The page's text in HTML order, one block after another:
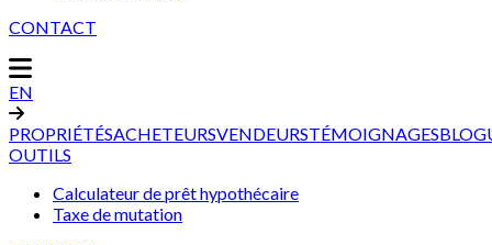
CONTACT
EN
PROPRIÉTÉSACHETEURSVENDEURSTÉMOIGNAGES
OUTILS
Calculateur de prêt hypothécaire
Taxe de mutation